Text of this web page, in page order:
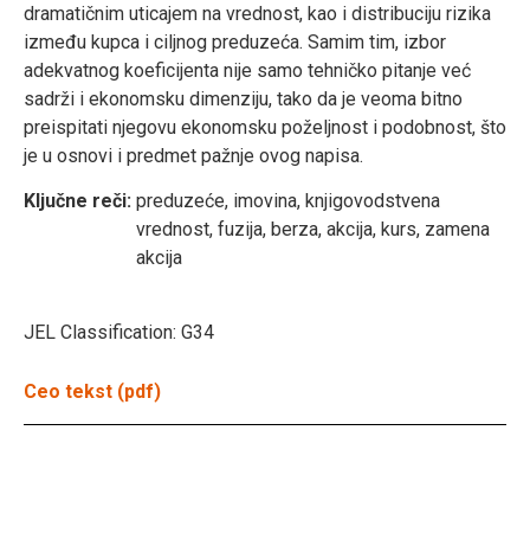
dramatičnim uticajem na vrednost, kao i distribuciju rizika
između kupca i ciljnog preduzeća. Samim tim, izbor
adekvatnog koeficijenta nije samo tehničko pitanje već
sadrži i ekonomsku dimenziju, tako da je veoma bitno
preispitati njegovu ekonomsku poželjnost i podobnost, što
je u osnovi i predmet pažnje ovog napisa.
Ključne reči: preduzeće, imovina, knjigovodstvena
vrednost, fuzija, berza, akcija, kurs, zamena
akcija
JEL Classification: G34
Ceo tekst (pdf)